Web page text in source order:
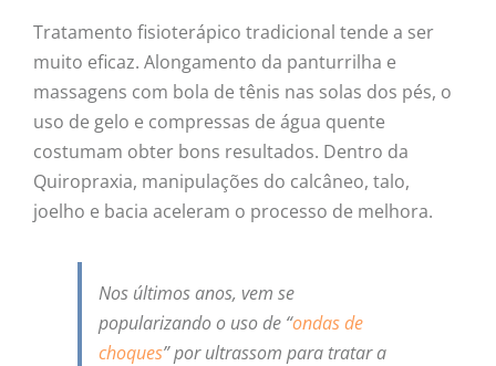
Tratamento fisioterápico tradicional tende a ser
muito eficaz. Alongamento da panturrilha e
massagens com bola de tênis nas solas dos pés, o
uso de gelo e compressas de água quente
costumam obter bons resultados. Dentro da
Quiropraxia, manipulações do calcâneo, talo,
joelho e bacia aceleram o processo de melhora.
Nos últimos anos, vem se
popularizando o uso de “ondas de
choques” por ultrassom para tratar a